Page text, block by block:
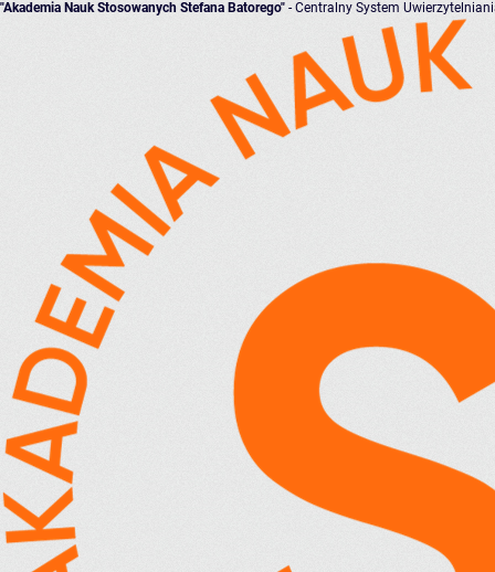
"Akademia Nauk Stosowanych Stefana Batorego" - Centralny System